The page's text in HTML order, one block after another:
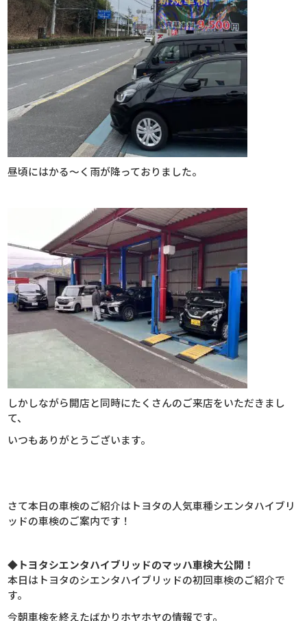
昼頃にはかる～く雨が降っておりました。
しかしながら開店と同時にたくさんのご来店をいただきまし
て、
いつもありがとうございます。
さて本日の車検のご紹介はトヨタの人気車種シエンタハイブリ
ッドの車検のご案内です！
◆トヨタシエンタハイブリッドのマッハ車検大公開！
本日はトヨタのシエンタハイブリッドの初回車検のご紹介で
す。
今朝車検を終えたばかりホヤホヤの情報です。